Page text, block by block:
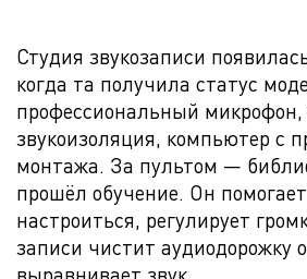
Студия звукозаписи
когда та получила статус
профессиональный
звукоизоляция, компьютер с
монтажа. За пультом —
прошёл обучение. Он
настроиться, регулирует
записи чистит аудиодорожку